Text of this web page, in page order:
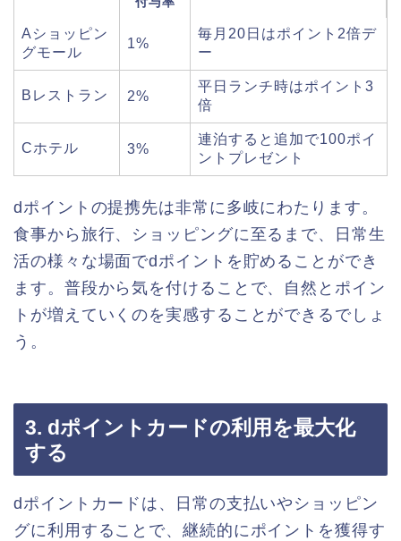
Aショッピン
グモール
1%
毎月20日はポイント2倍デ
ー
Bレストラン 2%
平日ランチ時はポイント3
倍
Cホテル 3%
連泊すると追加で100ポイ
ントプレゼント
dポイントの提携先は非常に多岐にわたります。
食事から旅行、ショッピングに至るまで、日常生
活の様々な場面でdポイントを貯めることができ
ます。普段から気を付けることで、自然とポイン
トが増えていくのを実感することができるでしょ
う。
3. dポイントカードの利用を最大化
する
dポイントカードは、日常の支払いやショッピン
グに利用することで、継続的にポイントを獲得す